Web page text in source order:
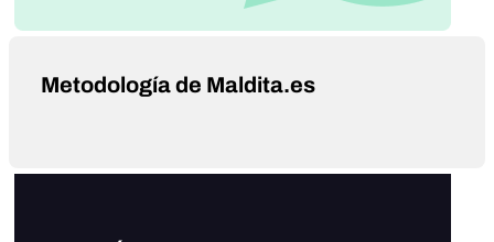
Metodología de Maldita.es